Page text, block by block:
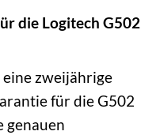
die Logitech G502
zweijährige
für die G502
genauen